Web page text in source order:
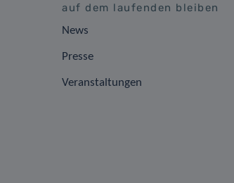
auf dem laufenden bleiben
News
Presse
Veranstaltungen